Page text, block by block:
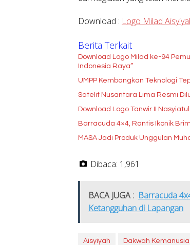
Download : Logo Milad
Berita Terkait
Download Logo Milad ke-94
Indonesia Raya”
UMPP Kembangkan Teknologi
Satelit Nusantara Lima Resmi
Download Logo Tanwir II
Barracuda 4×4, Rantis Ikonik
MASA Jadi Produk Unggulan
Dibaca: 1,961
BACA JUGA : Barracuda
Ketangguhan di Lapangan
Aisyiyah Dakwah